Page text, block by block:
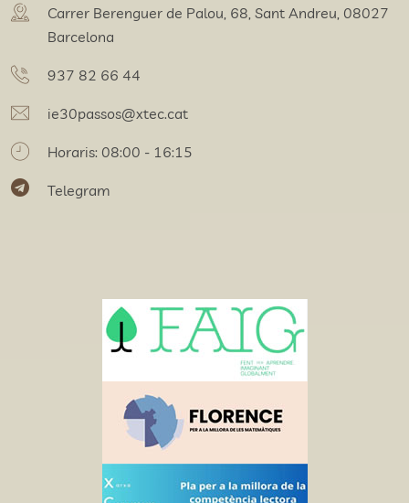
Carrer Berenguer de Palou, 68, Sant Andreu, 08027
Barcelona
937 82 66 44
ie30passos@xtec.cat
Horaris: 08:00 - 16:15
Telegram